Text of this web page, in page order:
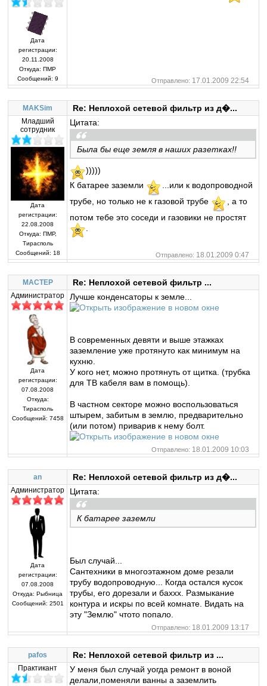
Дата
регистрации:
20.11.2008
Откуда: ПМР
Сообщений: 9 Отправлено: 17.01.2009 22:54
MAKSim Re: Неплохой сетевой фильтр из д�...
Младший
сотрудник
Дата
регистрации:
22.08.2008
Откуда: ПМР,
Тирасполь
Сообщений: 18
Цитата:
Была бы еще земля в наших разетках!!
)))))
К батарее заземли
...или к водопроводной
трубе, но только не к газовой трубе
, а то
потом тебе это соседи и газовики не простят
.
Отправлено: 18.01.2009 0:47
MACTEP Re: Неплохой сетевой фильтр ...
Администратор
Дата
регистрации:
07.08.2008
Откуда:
Тирасполь
Сообщений: 7458
Лучше конденсаторы к земле...
В современных девяти и выше этажках
заземление уже протянуто как минимум на
кухню.
У кого нет, можно протянуть от щитка. (трубка
для ТВ кабеля вам в помощь).
В частном секторе можно воспользоваться
штырем, забитым в землю, предварительно
(или потом) приварив к нему болт.
Отправлено: 18.01.2009 10:03
an Re: Неплохой сетевой фильтр из д�...
Администратор
Дата
регистрации:
07.08.2008
Откуда: Рыбница
Сообщений: 2501
Цитата:
К батарее заземли
Был случай...
Сантехники в многоэтажном доме резали
трубу водопроводную... Когда остался кусок
трубы, его дорезали и баххх. Размыкание
контура и искры по всей комнате. Видать на
эту "Землю" чтото попало.
Отправлено: 18.01.2009 13:17
pafos Re: Неплохой сетевой фильтр из ...
Практикант
У меня был случай уогда ремонт в воной
делали,поменяли ванны а заземлить